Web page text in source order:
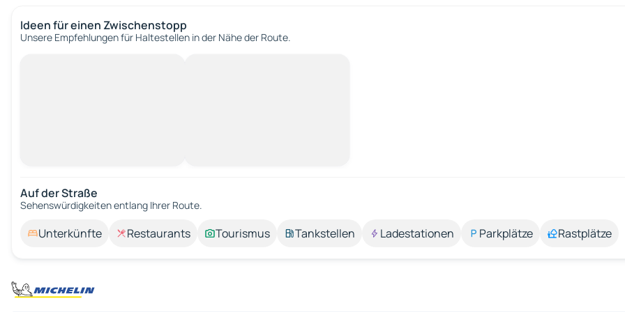
Ideen für einen Zwischenstopp
Unsere Empfehlungen für Haltestellen in der Nähe der Route.
Auf der Straße
Sehenswürdigkeiten entlang Ihrer Route.
Unterkünfte Restaurants Tourismus Tankstellen Ladestationen Parkplätze Rastplätze